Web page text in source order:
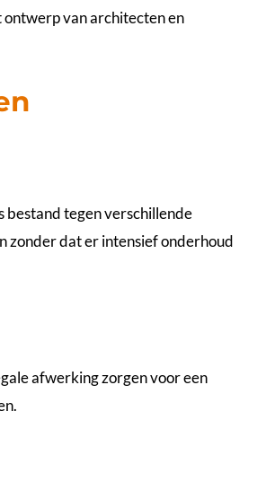
van architecten en
bestand tegen verschillende
zonder dat er intensief onderhoud
afwerking zorgen voor een